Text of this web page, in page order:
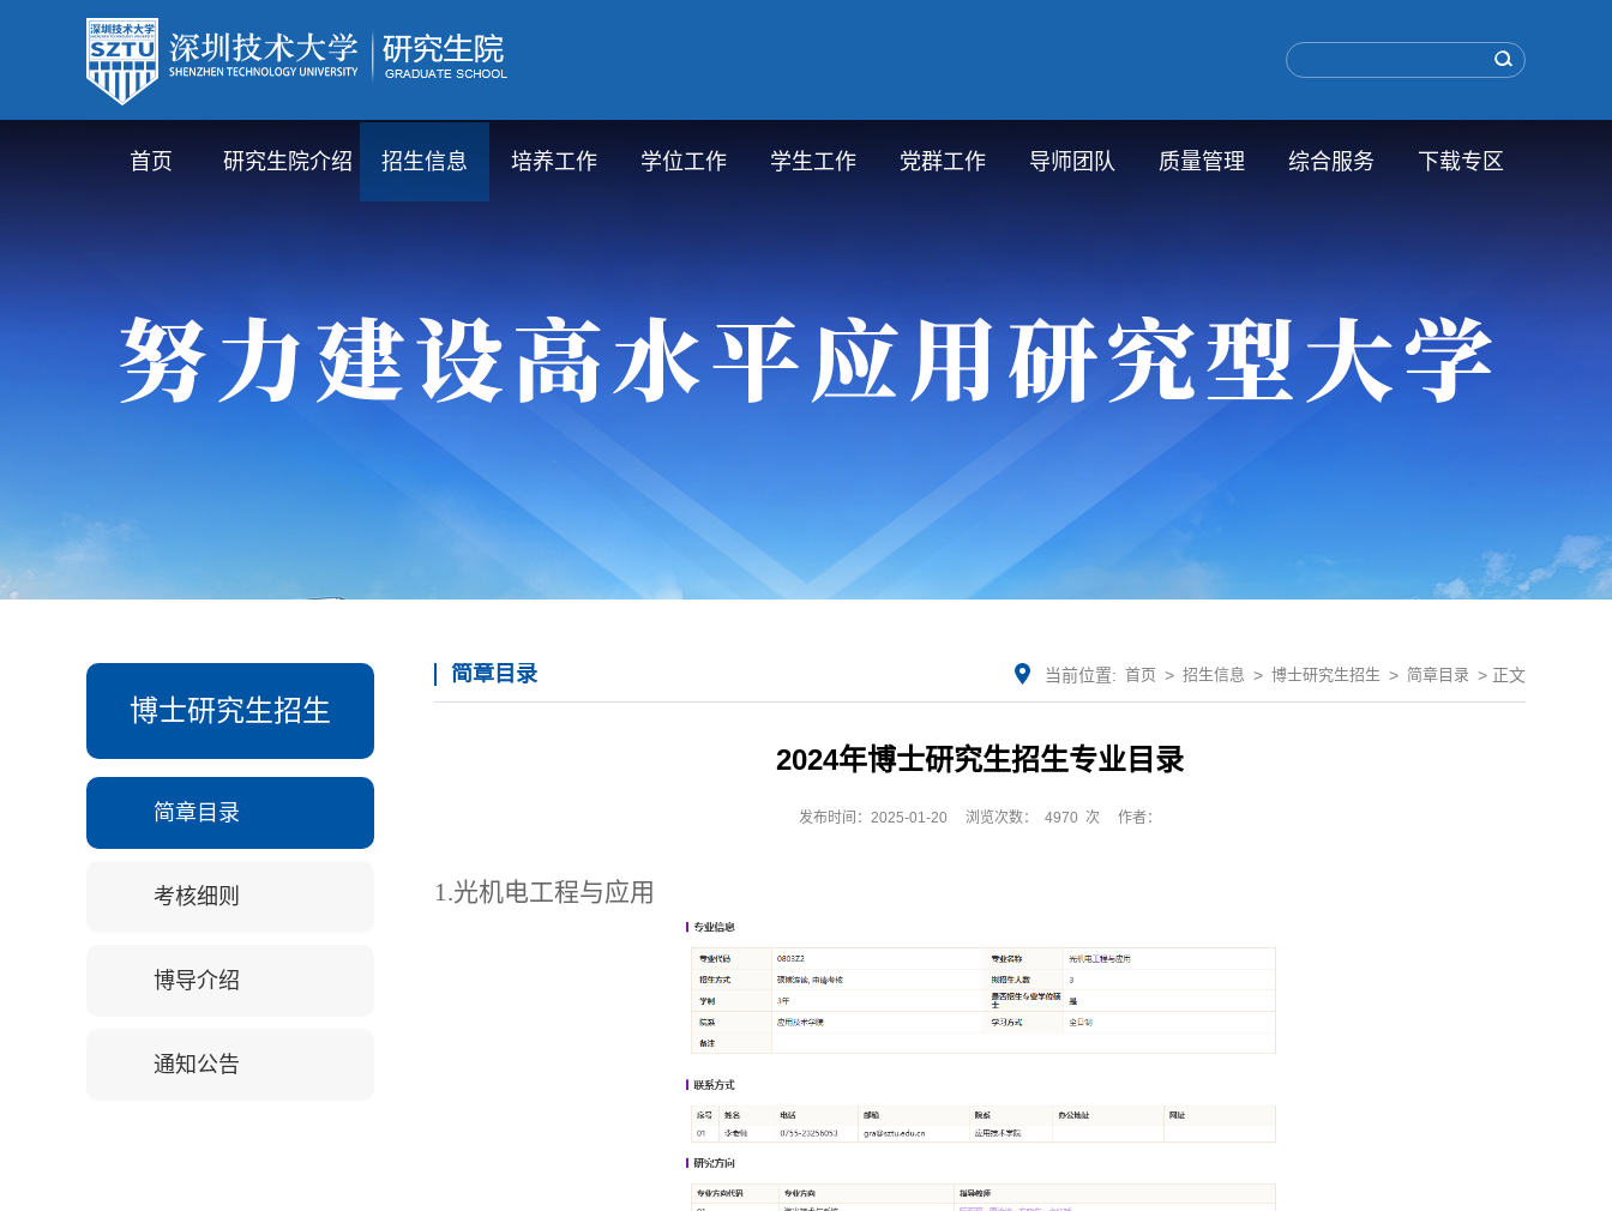
首页 研究生院介绍 招生信息 培养工作 学位工作 学生工作 党群工作 导师团队 质量管理 综合服务 下载专区
博士研究生招生
简章目录
考核细则
博导介绍
通知公告
简章目录 当前位置: 首页 > 招生信息 > 博士研究生招生 > 简章目录 > 正文
2024年博士研究生招生专业目录
发布时间：2025-01-20 浏览次数： 4970 次 作者：
1.光机电工程与应用